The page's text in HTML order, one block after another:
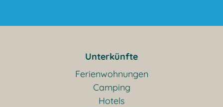
Unterkünfte
Ferienwohnungen
Camping
Hotels